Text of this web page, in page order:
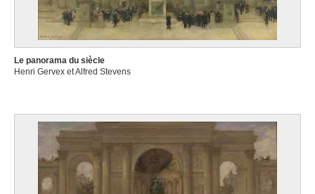
Le panorama du siècle
Henri Gervex et Alfred Stevens